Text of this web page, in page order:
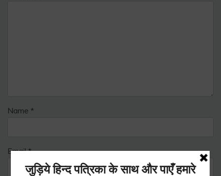
Name *
Email*